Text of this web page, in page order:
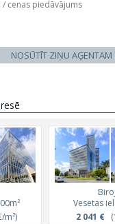
NOSŪTĪT ZIŅU AĢENTAM
m²)
Vesetas
2 041 €